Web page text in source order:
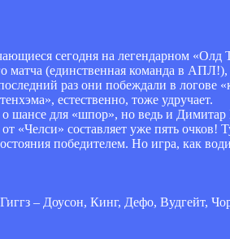
сегодня на легендарном «Олд
(единственная команда в
раз они побеждали в логове
естественно, тоже удручает.
для «шпор», но ведь и Димитар
«Челси» составляет уже пять очков!
победителем. Но игра, как
– Доусон, Кинг, Дефо, Вудгейт,